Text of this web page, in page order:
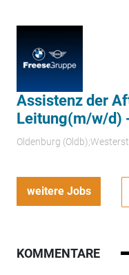
Assistenz der
Leitung(m/w/d)
Oldenburg
weitere Jobs
KOMMENTARE